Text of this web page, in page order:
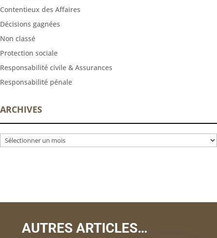
Contentieux des Affaires
Décisions gagnées
Non classé
Protection sociale
Responsabilité civile & Assurances
Responsabilité pénale
ARCHIVES
Archives
AUTRES ARTICLES…